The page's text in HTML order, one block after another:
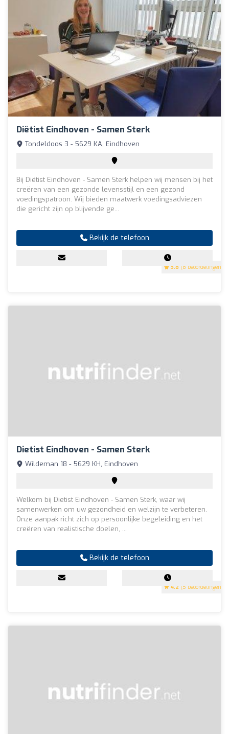
Diëtist Eindhoven - Samen Sterk
3.8 (8 beoordelingen)
Tondeldoos 3 - 5629 KA, Eindhoven
Bij Diëtist Eindhoven - Samen Sterk helpen wij mensen bij het
creëren van een gezonde levensstijl en een gezond
voedingspatroon. Wij bieden maatwerk voedingsadviezen
die gericht zijn op blijvende ge...
Bekijk de telefoon
Dietist Eindhoven - Samen Sterk
4.2 (5 beoordelingen)
Wildeman 18 - 5629 KH, Eindhoven
Welkom bij Dietist Eindhoven - Samen Sterk, waar wij
samenwerken om uw gezondheid en welzijn te verbeteren.
Onze aanpak richt zich op persoonlijke begeleiding en het
creëren van realistische doelen, ...
Bekijk de telefoon